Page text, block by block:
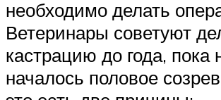
необходимо делать
Ветеринары советуют
кастрацию до года, пока
началось половое